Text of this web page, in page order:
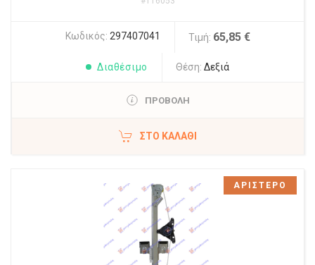
Κωδικός: 297407041 Τιμή: 65,85 €
Διαθέσιμο Θέση: Δεξιά
ΠΡΟΒΟΛΗ
ΣΤΟ ΚΑΛΆΘΙ
ΑΡΙΣΤΕΡΟ